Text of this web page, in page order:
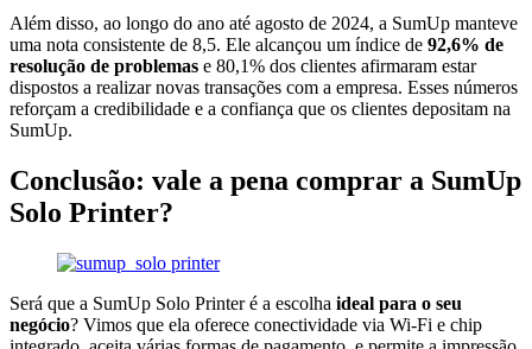
Além disso, ao longo do ano até agosto de 2024, a SumUp manteve
uma nota consistente de 8,5. Ele alcançou um índice de 92,6% de
resolução de problemas e 80,1% dos clientes afirmaram estar
dispostos a realizar novas transações com a empresa. Esses números
reforçam a credibilidade e a confiança que os clientes depositam na
SumUp.
Conclusão: vale a pena comprar a SumUp
Solo Printer?
Será que a SumUp Solo Printer é a escolha ideal para o seu
negócio? Vimos que ela oferece conectividade via Wi-Fi e chip